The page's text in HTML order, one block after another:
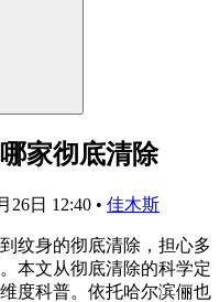
家彻底清除
26日 12:40 • 佳木斯
纹身的彻底清除，担心多
本文从彻底清除的科学定
度科普。依托哈尔滨俪也